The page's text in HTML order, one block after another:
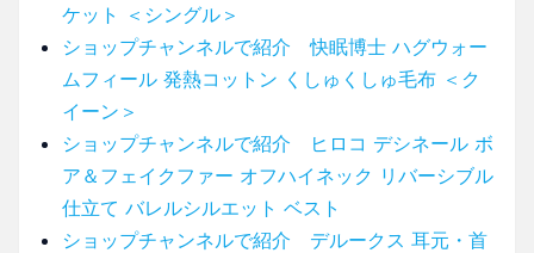
ケット ＜シングル＞
ショップチャンネルで紹介 快眠博士 ハグウォー
ムフィール 発熱コットン くしゅくしゅ毛布 ＜ク
イーン＞
ショップチャンネルで紹介 ヒロコ デシネール ボ
ア＆フェイクファー オフハイネック リバーシブル
仕立て バレルシルエット ベスト
ショップチャンネルで紹介 デルークス 耳元・首